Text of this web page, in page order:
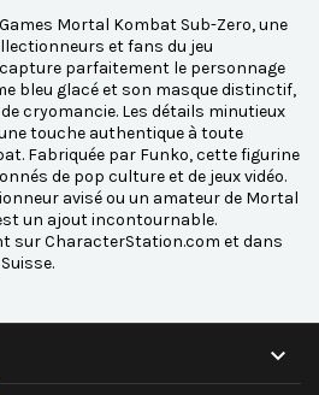
Mortal Kombat Sub-Zero, une
et fans du jeu
parfaitement le personnage
bleu glacé et son masque distinctif,
cryomancie. Les détails minutieux
touche authentique à toute
Fabriquée par Funko, cette figurine
de pop culture et de jeux vidéo.
avisé ou un amateur de Mortal
un ajout incontournable.
sur CharacterStation.com et dans
